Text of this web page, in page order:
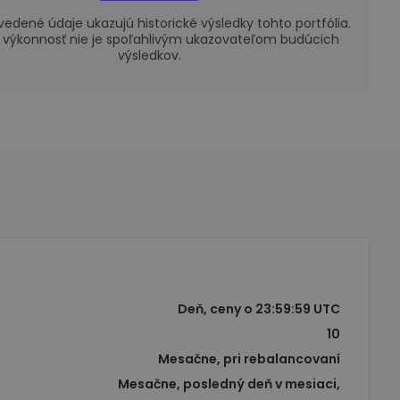
údaje ukazujú historické výsledky tohto portfólia.
výkonnosť nie je spoľahlivým ukazovateľom budúcich
výsledkov.
Deň, ceny o 23:59:59 UTC
10
Mesačne, pri rebalancovaní
Mesačne, posledný deň v mesiaci,